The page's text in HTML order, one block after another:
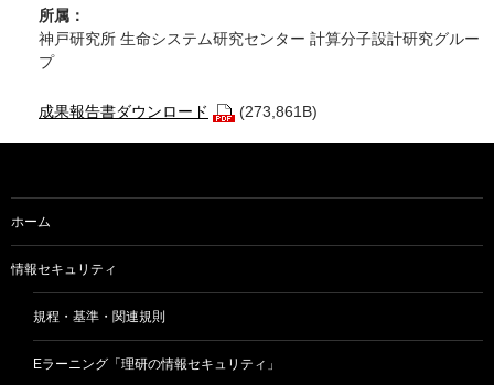
所属：
神戸研究所 生命システム研究センター 計算分子設計研究グルー
プ
成果報告書ダウンロード (273,861B)
ホーム
情報セキュリティ
規程・基準・関連規則
Eラーニング「理研の情報セキュリティ」